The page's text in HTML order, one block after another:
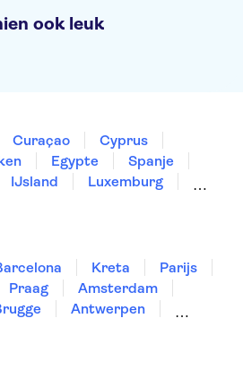
ook leuk
Curaçao
Cyprus
Egypte
Spanje
IJsland
Luxemburg
Kreta
Parijs
Praag
Amsterdam
Antwerpen